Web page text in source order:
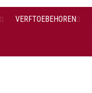
VERFTOEBEHOREN